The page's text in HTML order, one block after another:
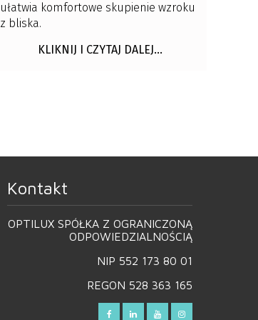
ułatwia komfortowe skupienie wzroku
z bliska.
KLIKNIJ I CZYTAJ DALEJ...
Kontakt
OPTILUX SPÓŁKA Z OGRANICZONĄ
ODPOWIEDZIALNOŚCIĄ
NIP 552 173 80 01
REGON 528 363 165